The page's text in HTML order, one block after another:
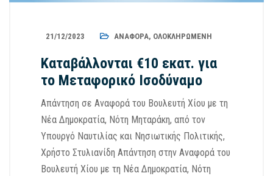
21/12/2023 ΑΝΑΦΟΡΆ, ΟΛΟΚΛΗΡΩΜΈΝΗ
Καταβάλλονται €10 εκατ. για
το Μεταφορικό Ισοδύναμο
Απάντηση σε Αναφορά του Βουλευτή Χίου με τη
Νέα Δημοκρατία, Νότη Μηταράκη, από τον
Υπουργό Ναυτιλίας και Νησιωτικής Πολιτικής,
Χρήστο Στυλιανίδη Απάντηση στην Αναφορά του
Βουλευτή Χίου με τη Νέα Δημοκρατία, Νότη